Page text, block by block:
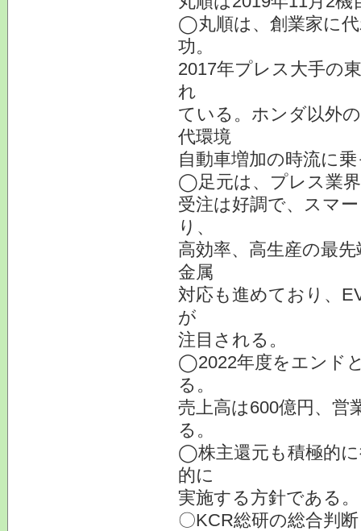
◯丸順は、創業家に
功。
2017年プレス大手の
れ
ている。ホンダ以外
代環境
自動車増加の時流に
◯足元は、プレス業
受注は好調で、スマ
り、
高効率、高生産の最
金属
対応も進めており、
が
注目される。
◯2022年度をエンド
る。
売上高は600億円、営
る。
◯株主還元も積極的
的に
実施する方針である。
〇KCR総研の総合判